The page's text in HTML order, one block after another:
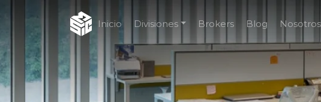
Inicio Divisiones Brokers Blog Nosotros